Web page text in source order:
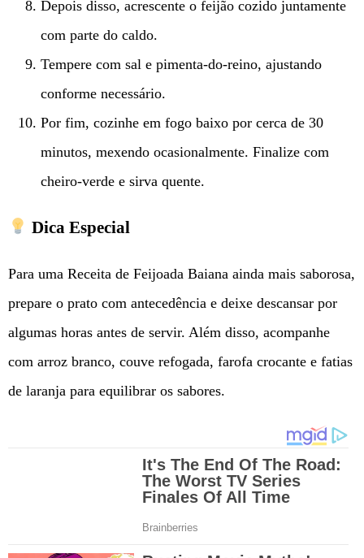
Depois disso, acrescente o feijão cozido juntamente
com parte do caldo.
Tempere com sal e pimenta-do-reino, ajustando
conforme necessário.
Por fim, cozinhe em fogo baixo por cerca de 30
minutos, mexendo ocasionalmente. Finalize com
cheiro-verde e sirva quente.
Dica Especial
Para uma Receita de Feijoada Baiana ainda mais saborosa,
prepare o prato com antecedência e deixe descansar por
algumas horas antes de servir. Além disso, acompanhe
com arroz branco, couve refogada, farofa crocante e fatias
de laranja para equilibrar os sabores.